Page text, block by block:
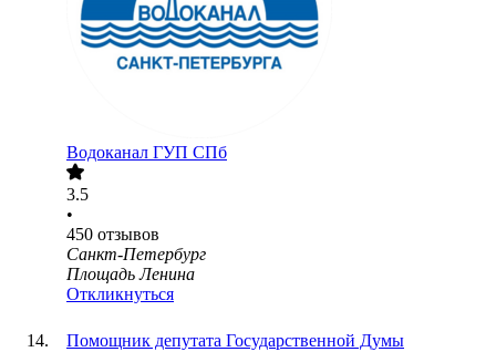
Водоканал ГУП СПб
3.5
•
450 отзывов
Санкт-Петербург
Площадь Ленина
Откликнуться
Помощник депутата Государственной Думы